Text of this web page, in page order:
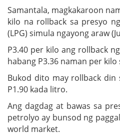
Samantala, magkakaroon
kilo na rollback sa presyo
(LPG) simula ngayong araw
P3.40 per kilo ang rollback
habang P3.36 naman per kilo
Bukod dito may rollback
P1.90 kada litro.
Ang dagdag at bawas sa
petrolyo ay bunsod ng
world market.